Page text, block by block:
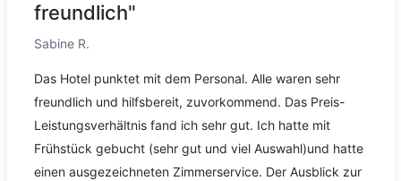
freundlich"
Sabine R.
Das Hotel punktet mit dem Personal. Alle waren sehr
freundlich und hilfsbereit, zuvorkommend. Das Preis-
Leistungsverhältnis fand ich sehr gut. Ich hatte mit
Frühstück gebucht (sehr gut und viel Auswahl)und hatte
einen ausgezeichneten Zimmerservice. Der Ausblick zur